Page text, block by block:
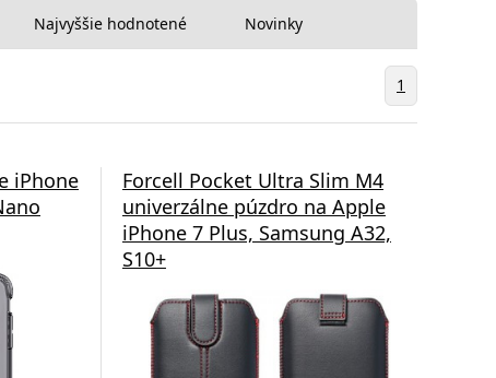
Najvyššie hodnotené Novinky
1
iPhone
Forcell Pocket Ultra Slim M4
univerzálne púzdro na Apple
iPhone 7 Plus, Samsung A32,
S10+